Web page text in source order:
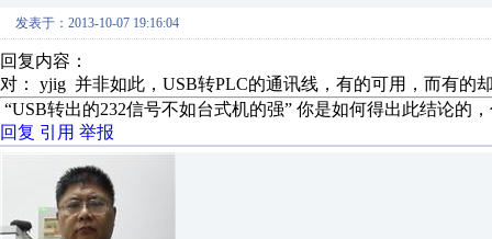
发表于：2013-10-07 19:16:04
回复内容：
对： yjig 并非如此，USB转PLC的通讯线，有的可用，而有的
“USB转出的232信号不如台式机的强” 你是如何得出此结论的
回复 引用 举报